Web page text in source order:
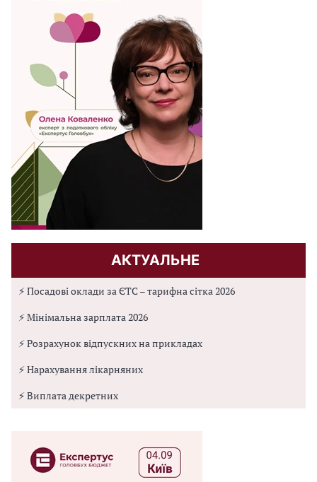
АКТУАЛЬНЕ
⚡ Посадові оклади за ЄТС – тарифна сітка 2026
⚡ Мінімальна зарплата 2026
⚡ Розрахунок відпускних на прикладах
⚡ Нарахування лікарняних
⚡ Виплата декретних